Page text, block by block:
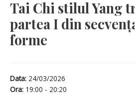
Tai Chi stilul Yang
partea I din
forme
Data: 24/03/2026
Ora: 19:00 - 20:20